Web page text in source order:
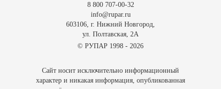
8 800 707-00-32
info@rupar.ru
603106, г. Нижний Новгород,
ул. Полтавская, 2А
© РУПАР 1998 - 2026
Сайт носит исключительно информационный
характер и никакая информация, опубликованная